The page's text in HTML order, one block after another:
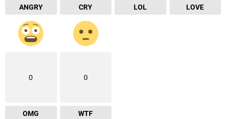
ANGRY CRY LOL LOVE
0
OMG
0
WTF